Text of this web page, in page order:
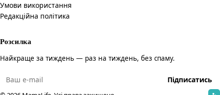
Умови використання
Редакційна політика
Розсилка
Найкраще за тиждень — раз на тиждень, без спаму.
Підписатись